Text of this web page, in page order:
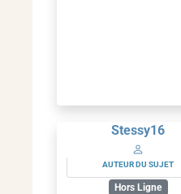
Stessy16
AUTEUR DU SUJET
Hors Ligne